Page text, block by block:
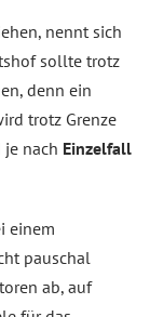
nennt sich
sollte trotz
denn ein
trotz Grenze
nach Einzelfall
einem
pauschal
ab, auf